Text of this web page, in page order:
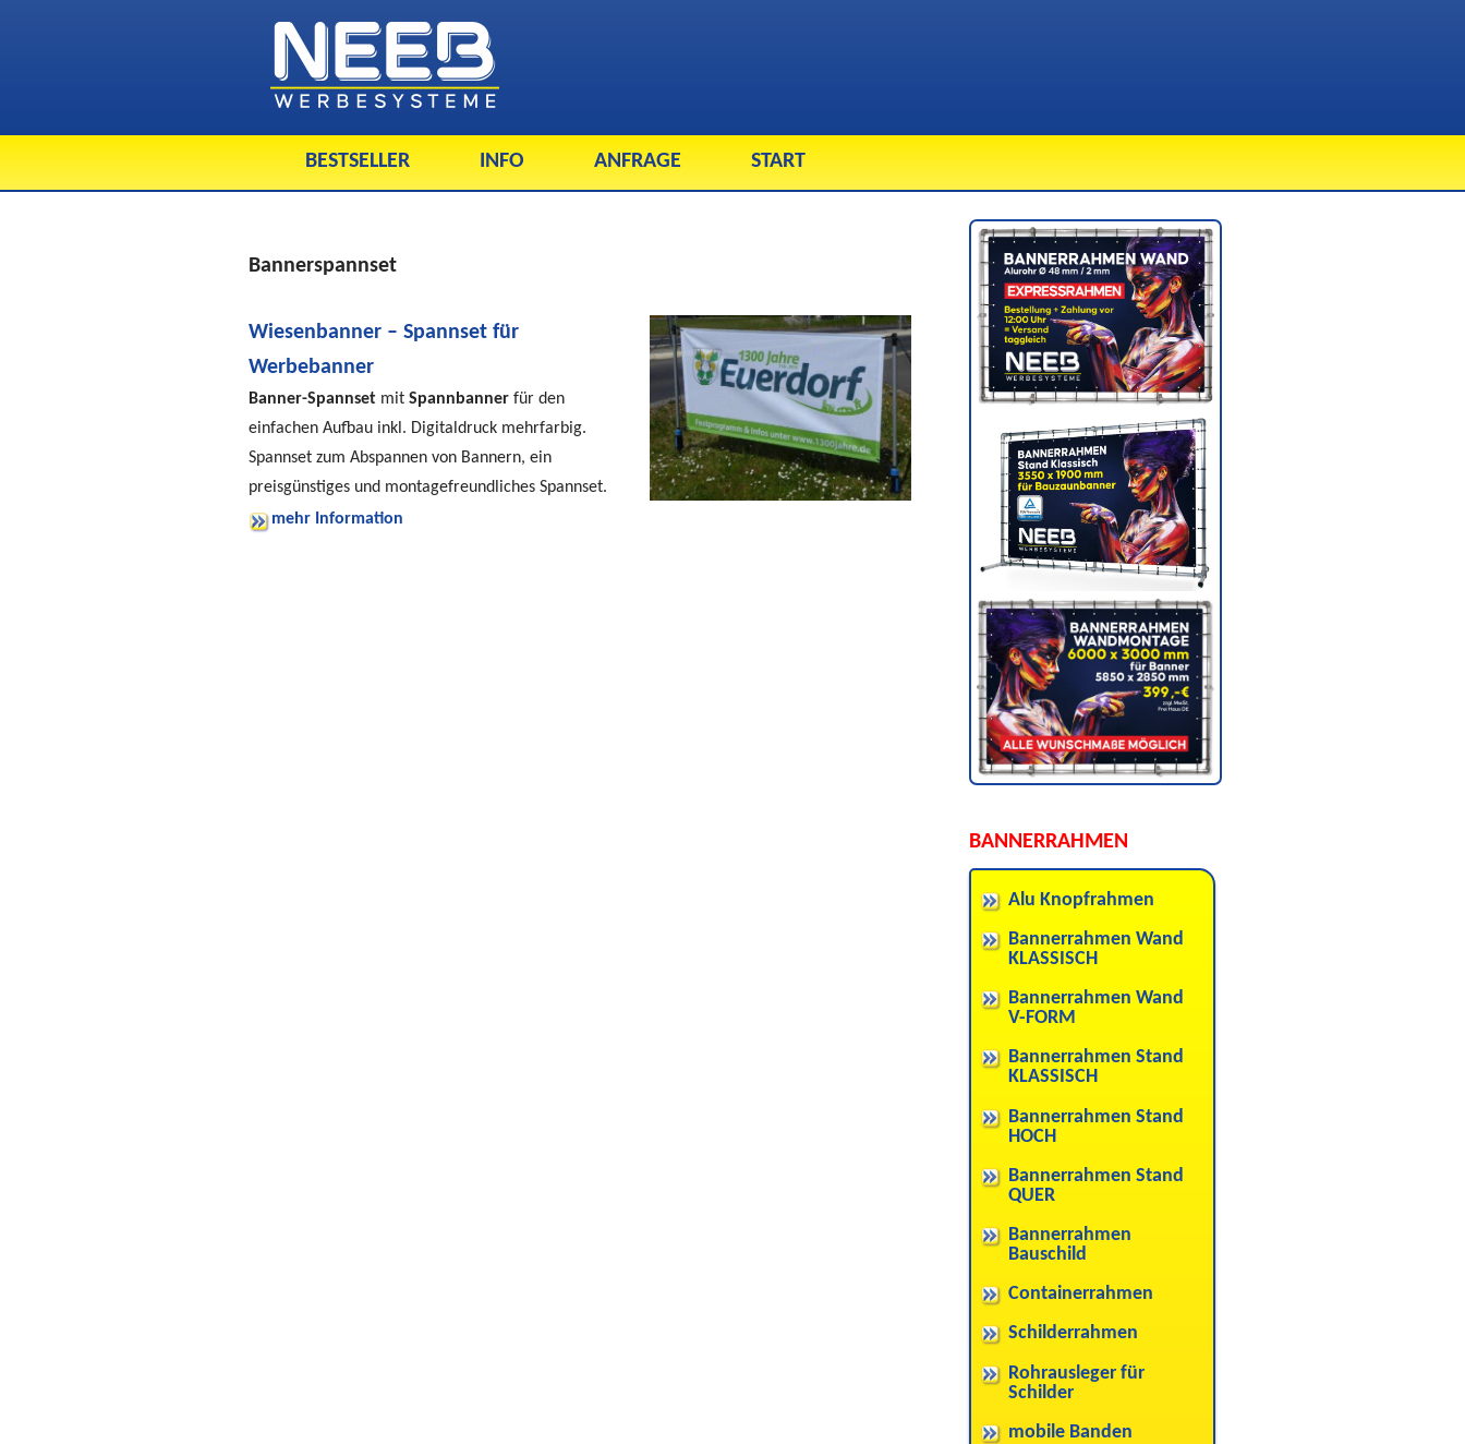
BESTSELLER INFO ANFRAGE START
Bannerspannset
Wiesenbanner – Spannset für
Werbebanner
Banner-Spannset mit Spannbanner für den
einfachen Aufbau inkl. Digitaldruck mehrfarbig.
Spannset zum Abspannen von Bannern, ein
preisgünstiges und montagefreundliches Spannset.
mehr Information
BANNERRAHMEN
Alu Knopfrahmen
Bannerrahmen Wand
KLASSISCH
Bannerrahmen Wand
V-FORM
Bannerrahmen Stand
KLASSISCH
Bannerrahmen Stand
HOCH
Bannerrahmen Stand
QUER
Bannerrahmen
Bauschild
Containerrahmen
Schilderrahmen
Rohrausleger für
Schilder
mobile Banden